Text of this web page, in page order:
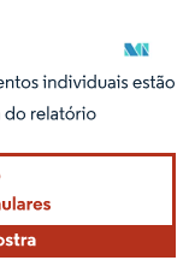
conforme CC BY 4.0.